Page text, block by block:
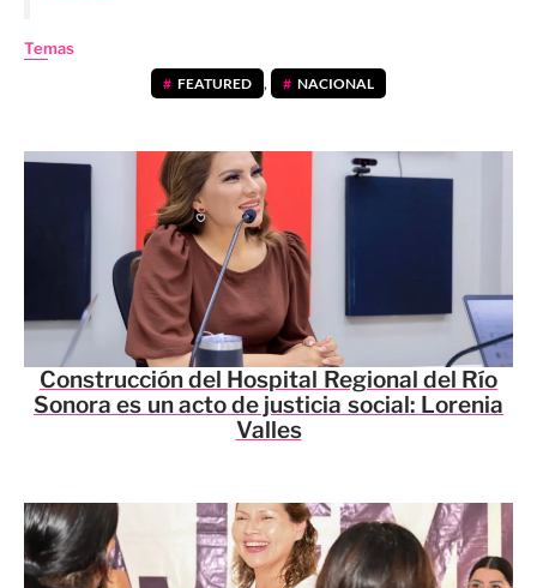
Temas
FEATURED , NACIONAL
Construcción del Hospital Regional del Río
Sonora es un acto de justicia social: Lorenia
Valles